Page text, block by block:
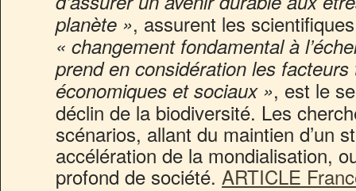
planète », assurent les
« changement fondamental à
prend en considération les
économiques et sociaux », est le
déclin de la biodiversité. Les
scénarios, allant du maintien d’un
accélération de la mondialisation,
profond de société. ARTICLE